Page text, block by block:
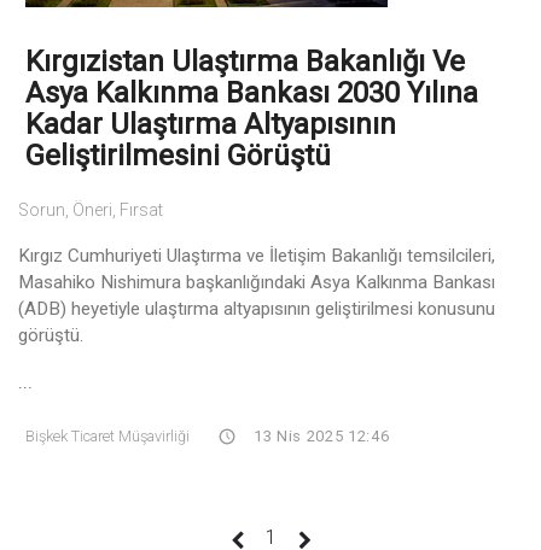
Kırgızistan Ulaştırma Bakanlığı Ve
Asya Kalkınma Bankası 2030 Yılına
Kadar Ulaştırma Altyapısının
Geliştirilmesini Görüştü
Sorun, Öneri, Fırsat
Kırgız Cumhuriyeti Ulaştırma ve İletişim Bakanlığı temsilcileri,
Masahiko Nishimura başkanlığındaki Asya Kalkınma Bankası
(ADB) heyetiyle ulaştırma altyapısının geliştirilmesi konusunu
görüştü.
Bişkek Ticaret Müşavirliği 13 Nis 2025 12:46
1 (current)